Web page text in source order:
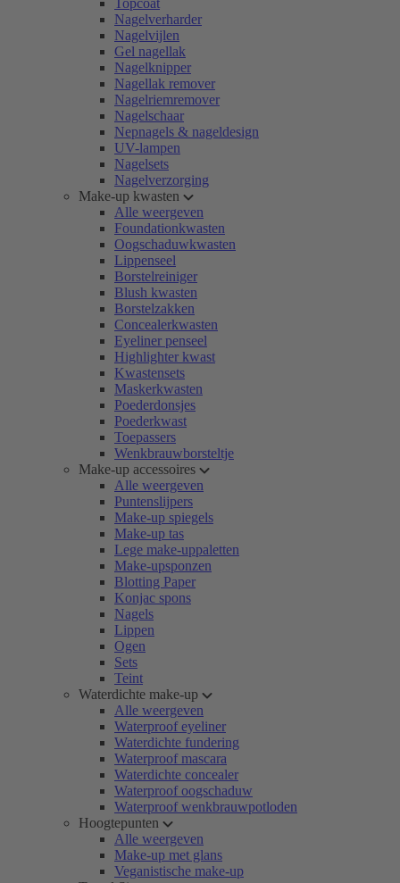
Topcoat
Nagelverharder
Nagelvijlen
Gel nagellak
Nagelknipper
Nagellak remover
Nagelriemremover
Nagelschaar
Nepnagels & nageldesign
UV-lampen
Nagelsets
Nagelverzorging
Make-up kwasten
Alle weergeven
Foundationkwasten
Oogschaduwkwasten
Lippenseel
Borstelreiniger
Blush kwasten
Borstelzakken
Concealerkwasten
Eyeliner penseel
Highlighter kwast
Kwastensets
Maskerkwasten
Poederdonsjes
Poederkwast
Toepassers
Wenkbrauwborsteltje
Make-up accessoires
Alle weergeven
Puntenslijpers
Make-up spiegels
Make-up tas
Lege make-uppaletten
Make-upsponzen
Blotting Paper
Konjac spons
Nagels
Lippen
Ogen
Sets
Teint
Waterdichte make-up
Alle weergeven
Waterproof eyeliner
Waterdichte fundering
Waterproof mascara
Waterdichte concealer
Waterproof oogschaduw
Waterproof wenkbrauwpotloden
Hoogtepunten
Alle weergeven
Make-up met glans
Veganistische make-up